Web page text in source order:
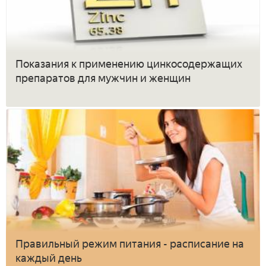
Показания к применению цинкосодержащих
препаратов для мужчин и женщин
Правильный режим питания - расписание на
каждый день